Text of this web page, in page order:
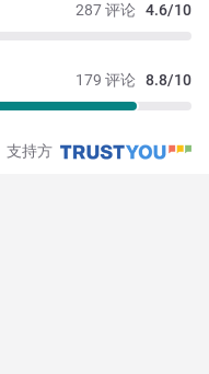
287 评论 4.6/10
179 评论 8.8/10
支持方